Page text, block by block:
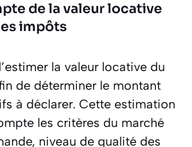
de la valeur locative
impôts
la valeur locative du
de déterminer le montant
à déclarer. Cette estimation
les critères du marché
niveau de qualité des